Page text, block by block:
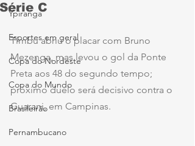
Ypiranga
Esportes em geral
Copa do Nordeste
Copa do Mundo
Brasileirão
Pernambucano
Série C
Timbu abriu o placar com Bruno
Mezenga, mas levou o gol da Ponte
Preta aos 48 do segundo tempo;
próximo duelo será decisivo contra o
Guarani, em Campinas.